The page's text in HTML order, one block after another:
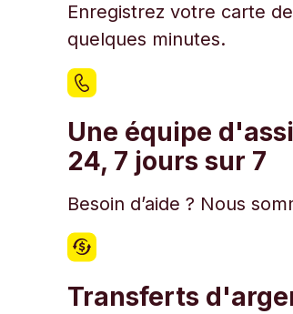
Enregistrez votre carte
quelques minutes.
Une équipe
24, 7 jours sur 7
Besoin d’aide ? Nous
Transferts